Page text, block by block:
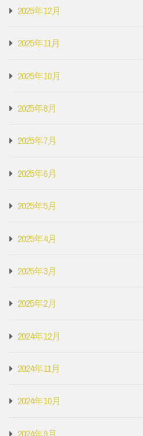
2025年12月
2025年11月
2025年10月
2025年8月
2025年7月
2025年6月
2025年5月
2025年4月
2025年3月
2025年2月
2024年12月
2024年11月
2024年10月